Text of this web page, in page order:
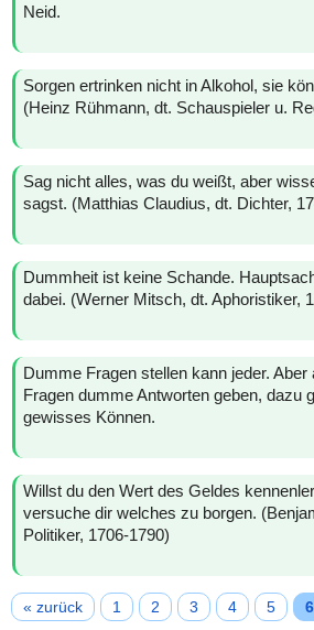
Neid.
Sorgen ertrinken nicht in Alkohol, sie
(Heinz Rühmann, dt. Schauspieler u.
Sag nicht alles, was du weißt, aber
sagst. (Matthias Claudius, dt. Dichter,
Dummheit ist keine Schande.
dabei. (Werner Mitsch, dt. Aphoristiker,
Dumme Fragen stellen kann jeder.
Fragen dumme Antworten geben, dazu
gewisses Können.
Willst du den Wert des Geldes
versuche dir welches zu borgen.
Politiker, 1706-1790)
« zurück 1 2 3 4 5 6